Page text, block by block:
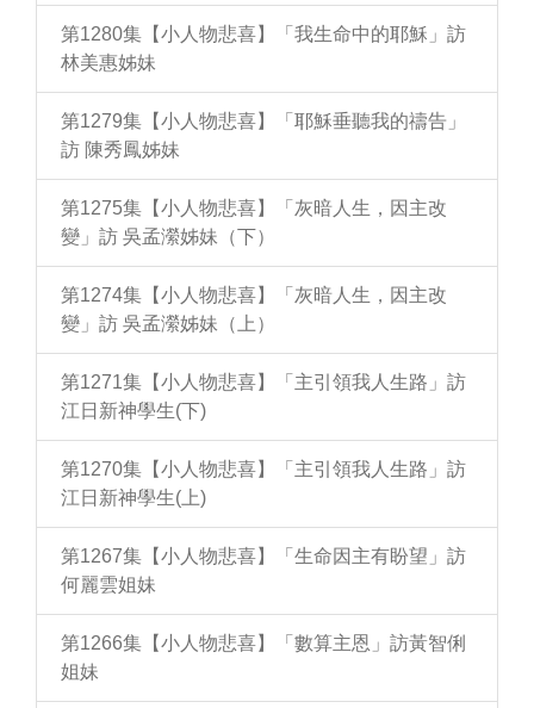
第1280集【小人物悲喜】「我生命中的耶穌」訪
林美惠姊妹
第1279集【小人物悲喜】「耶穌垂聽我的禱告」
訪 陳秀鳳姊妹
第1275集【小人物悲喜】「灰暗人生，因主改
變」訪 吳孟瀠姊妹（下）
第1274集【小人物悲喜】「灰暗人生，因主改
變」訪 吳孟瀠姊妹（上）
第1271集【小人物悲喜】「主引領我人生路」訪
江日新神學生(下)
第1270集【小人物悲喜】「主引領我人生路」訪
江日新神學生(上)
第1267集【小人物悲喜】「生命因主有盼望」訪
何麗雲姐妹
第1266集【小人物悲喜】「數算主恩」訪黃智俐
姐妹